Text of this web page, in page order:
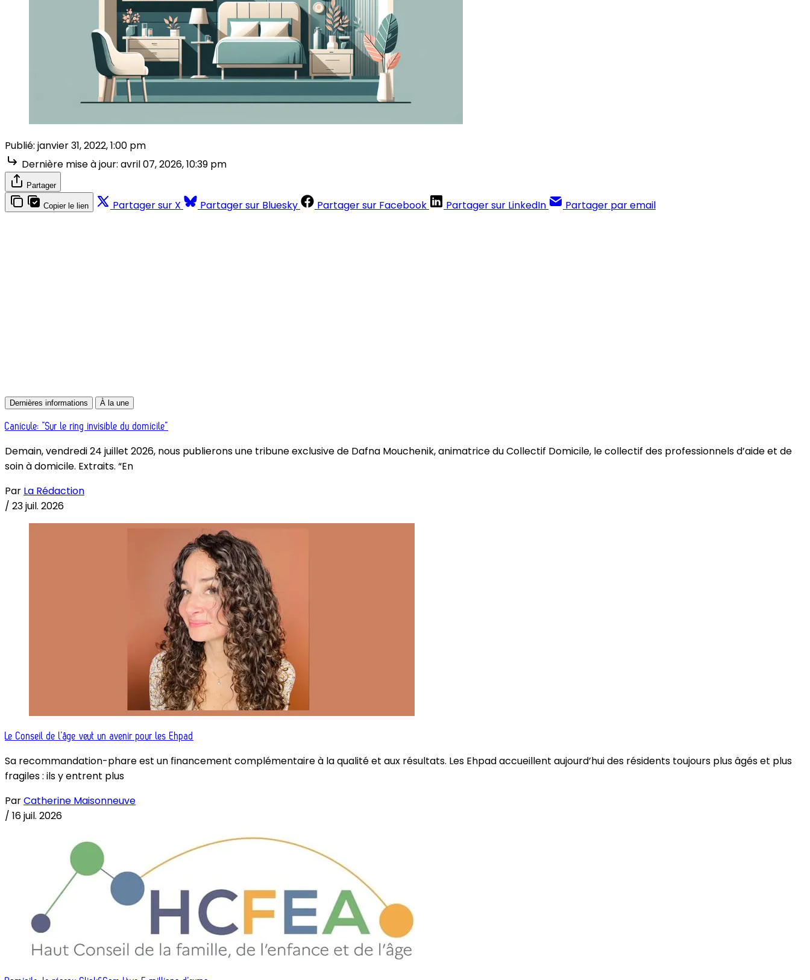
Publié: janvier 31, 2022, 1:00 pm
Dernière mise à jour: avril 07, 2026, 10:39 pm
Partager
Copier le lien Partager sur X Partager sur Bluesky Partager sur Facebook Partager sur LinkedIn Partager par email
Dernières informations À la une
Canicule: “Sur le ring invisible du domicile”
Demain, vendredi 24 juillet 2026, nous publierons une tribune exclusive de Dafna Mouchenik, animatrice du Collectif Domicile, le collectif des professionnels d’aide et de
soin à domicile. Extraits. “En
Par La Rédaction
/ 23 juil. 2026
Le Conseil de l’âge veut un avenir pour les Ehpad
Sa recommandation-phare est un financement complémentaire à la qualité et aux résultats. Les Ehpad accueillent aujourd’hui des résidents toujours plus âgés et plus
fragiles : ils y entrent plus
ParCatherine Maisonneuve
/ 16 juil. 2026